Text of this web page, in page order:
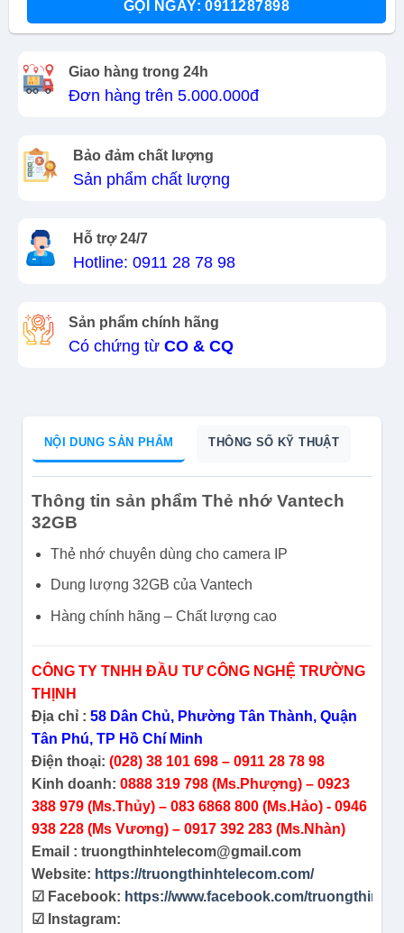
GỌI NGAY: 0911287898
Giao hàng trong 24h
Đơn hàng trên 5.000.000đ
Bảo đảm chất lượng
Sản phẩm chất lượng
Hỗ trợ 24/7
Hotline: 0911 28 78 98
Sản phẩm chính hãng
Có chứng từ CO & CQ
NỘI DUNG SẢN PHẨM THÔNG SỐ KỸ THUẬT
Thông tin sản phẩm Thẻ nhớ Vantech
32GB
Thẻ nhớ chuyên dùng cho camera IP
Dung lượng 32GB của Vantech
Hàng chính hãng – Chất lượng cao
CÔNG TY TNHH ĐẦU TƯ CÔNG NGHỆ TRƯỜNG
THỊNH
Địa chỉ : 58 Dân Chủ, Phường Tân Thành, Quận
Tân Phú, TP Hồ Chí Minh
Điện thoại: (028) 38 101 698 – 0911 28 78 98
Kinh doanh: 0888 319 798 (Ms.Phượng) – 0923
388 979 (Ms.Thủy) – 083 6868 800 (Ms.Hảo) - 0946
938 228 (Ms Vương) – 0917 392 283 (Ms.Nhàn)
Email : truongthinhtelecom@gmail.com
Website: https://truongthinhtelecom.com/
☑ Facebook: https://www.facebook.com/
☑ Instagram: